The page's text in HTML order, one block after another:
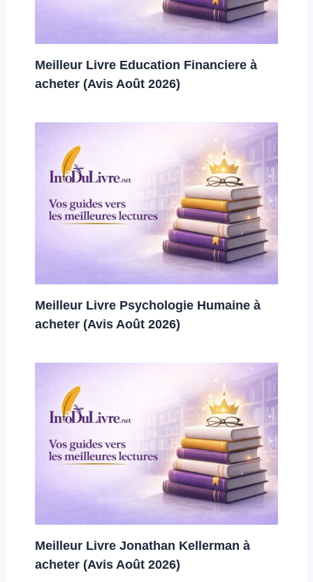
Meilleur Livre Education Financiere à
acheter (Avis Août 2026)
Meilleur Livre Psychologie Humaine à
acheter (Avis Août 2026)
Meilleur Livre Jonathan Kellerman à
acheter (Avis Août 2026)